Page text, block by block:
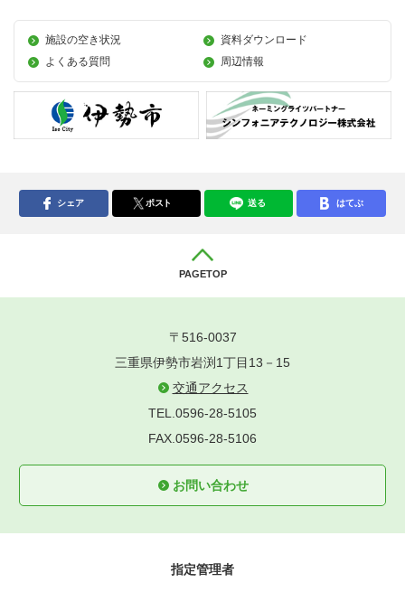
施設の空き状況
資料ダウンロード
よくある質問
周辺情報
シェア ポスト 送る はてぶ
PAGETOP
〒516-0037
三重県伊勢市岩渕1丁目13－15
交通アクセス
TEL.0596-28-5105
FAX.0596-28-5106
お問い合わせ
指定管理者